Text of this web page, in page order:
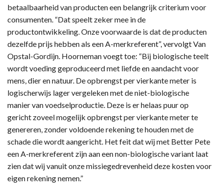
betaalbaarheid van producten een belangrijk criterium voor
consumenten. “Dat speelt zeker mee in de
productontwikkeling. Onze voorwaarde is dat de producten
dezelfde prijs hebben als een A-merkreferent”, vervolgt Van
Opstal-Gordijn. Hoorneman voegt toe: “Bij biologische teelt
wordt voeding geproduceerd met liefde en aandacht voor
mens, dier en natuur. De opbrengst per vierkante meter is
logischerwijs lager vergeleken met de niet-biologische
manier van voedselproductie. Deze is er helaas puur op
gericht zoveel mogelijk opbrengst per vierkante meter te
genereren, zonder voldoende rekening te houden met de
schade die wordt aangericht. Het feit dat wij met Better Pete
een A-merkreferent zijn aan een non-biologische variant laat
zien dat wij vanuit onze missiegedrevenheid deze kosten voor
eigen rekening nemen.”